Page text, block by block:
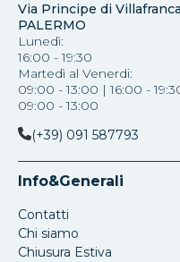
Via Principe di
PALERMO
Lunedì:
16:00 - 19:30
Martedì al Venerdi:
09:00 - 13:00 | 16:00 -
09:00 - 13:00
(+39) 091 587793
Info&Generali
Contatti
Chi siamo
Chiusura Estiva